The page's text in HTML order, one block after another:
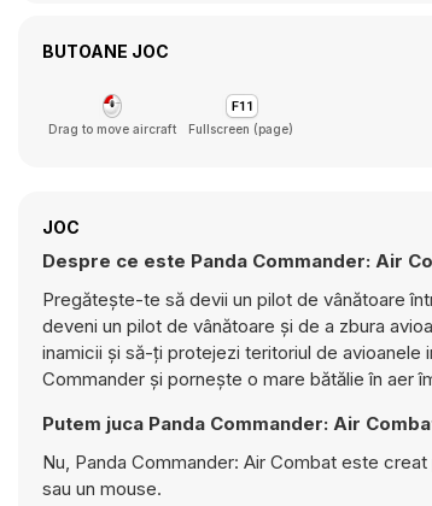
BUTOANE JOC
Drag to move aircraft Fullscreen (page)
JOC
Despre ce este Panda Commander: Air
Pregătește-te să devii un pilot de vânătoare
deveni un pilot de vânătoare și de a zbura
inamicii și să-ți protejezi teritoriul de avioanele
Commander și pornește o mare bătălie în aer
Putem juca Panda Commander: Air
Nu, Panda Commander: Air Combat este
sau un mouse.